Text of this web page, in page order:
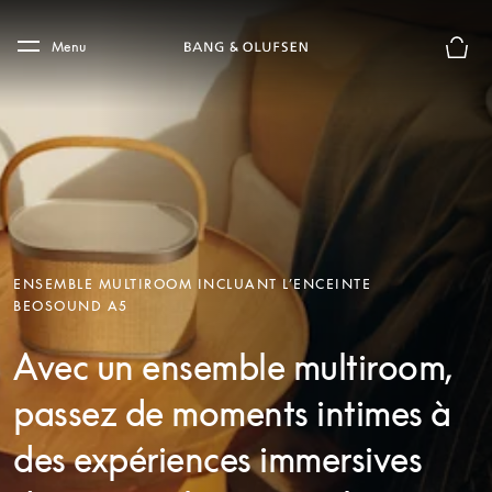
Skip to main footer
Menu
ENSEMBLE MULTIROOM INCLUANT L’ENCEINTE
BEOSOUND A5
Avec un ensemble multiroom,
passez de moments intimes à
des expériences immersives